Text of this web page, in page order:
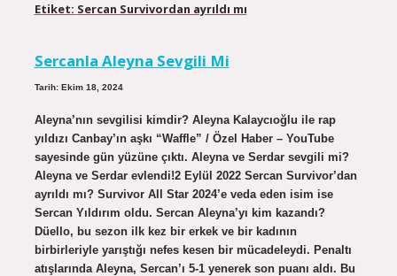
Etiket: Sercan Survivordan ayrıldı mı
Sercanla Aleyna Sevgili Mi
Tarih: Ekim 18, 2024
Aleyna’nın sevgilisi kimdir? Aleyna Kalaycıoğlu ile rap
yıldızı Canbay’ın aşkı “Waffle” / Özel Haber – YouTube
sayesinde gün yüzüne çıktı. Aleyna ve Serdar sevgili mi?
Aleyna ve Serdar evlendi!2 Eylül 2022 Sercan Survivor’dan
ayrıldı mı? Survivor All Star 2024’e veda eden isim ise
Sercan Yıldırım oldu. Sercan Aleyna’yı kim kazandı?
Düello, bu sezon ilk kez bir erkek ve bir kadının
birbirleriyle yarıştığı nefes kesen bir mücadeleydi. Penaltı
atışlarında Aleyna, Sercan’ı 5-1 yenerek son puanı aldı. Bu